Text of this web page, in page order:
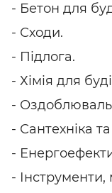
- Бетон для
- Сходи.
- Підлога.
- Хімія для
-
- Сантехніка
-
-